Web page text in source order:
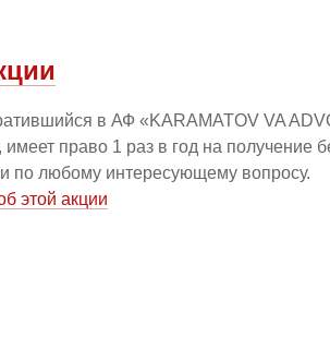
в АФ «KARAMATOV VA
имеет право 1 раз в год на получение
по любому интересующему вопросу.
этой акции